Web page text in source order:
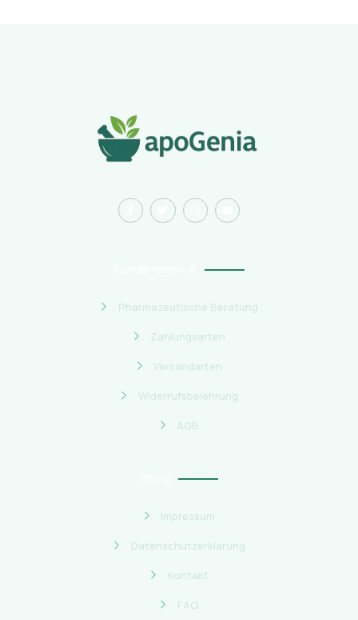
Pharmazeutische Beratung
Zahlungsarten
Versandarten
Widerrufsbelehrung
AGB
Impressum
Datenschutzerklärung
Kontakt
FAQ